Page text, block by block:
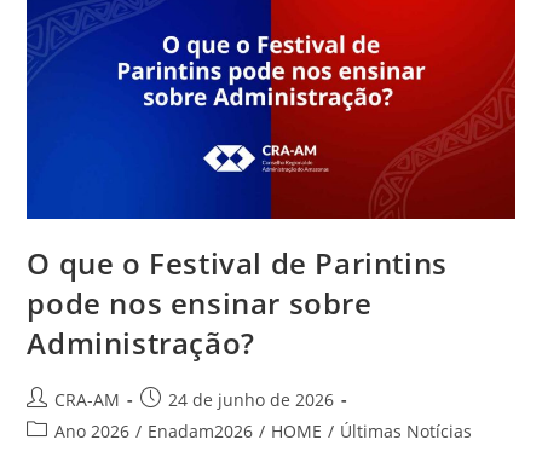
O que o Festival de Parintins
pode nos ensinar sobre
Administração?
CRA-AM
24 de junho de 2026
Ano 2026 / Enadam2026 / HOME / Últimas Notícias